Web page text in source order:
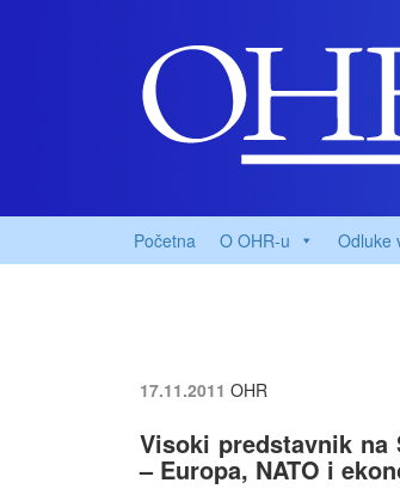
Početna O OHR-u Odluke
17.11.2011 OHR
Visoki predstavnik
– Europa, NATO i